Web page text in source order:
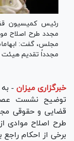
رئیس کمیسیون
مجدد طرح اصلاح
مجلس، گفت:
مجدداً تقدیم
خبرگزاری میزان -
قضایی و حقوقی
طرح اصلاح موادی
برخی از احکام